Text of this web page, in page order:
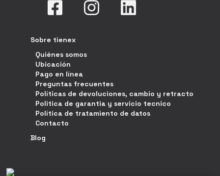
Sobre tienex
Quiénes somos
Ubicación
Pago en línea
Preguntas frecuentes
Políticas de devoluciones, cambio y retracto
Politica de garantia y servicio tecnico
Política de tratamiento de datos
Contacto
Blog